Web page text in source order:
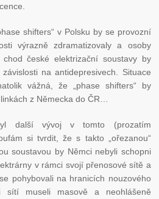
shifters“ v Polsku by se provozní
výrazně zdramatizovaly a osoby
české elektrizační soustavy by
na antidepresivech. Situace
vážná, že „phase shifters“ by
z Německa do ČR…
další vývoj v tomto (prozatím
si tvrdit, že s takto „ořezanou“
soustavou by Němci nebyli schopni
v rámci svojí přenosové sítě a
pohybovali na hranicích nouzového
sítí museli masově a neohlášeně